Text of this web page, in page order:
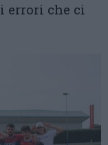
errori che ci